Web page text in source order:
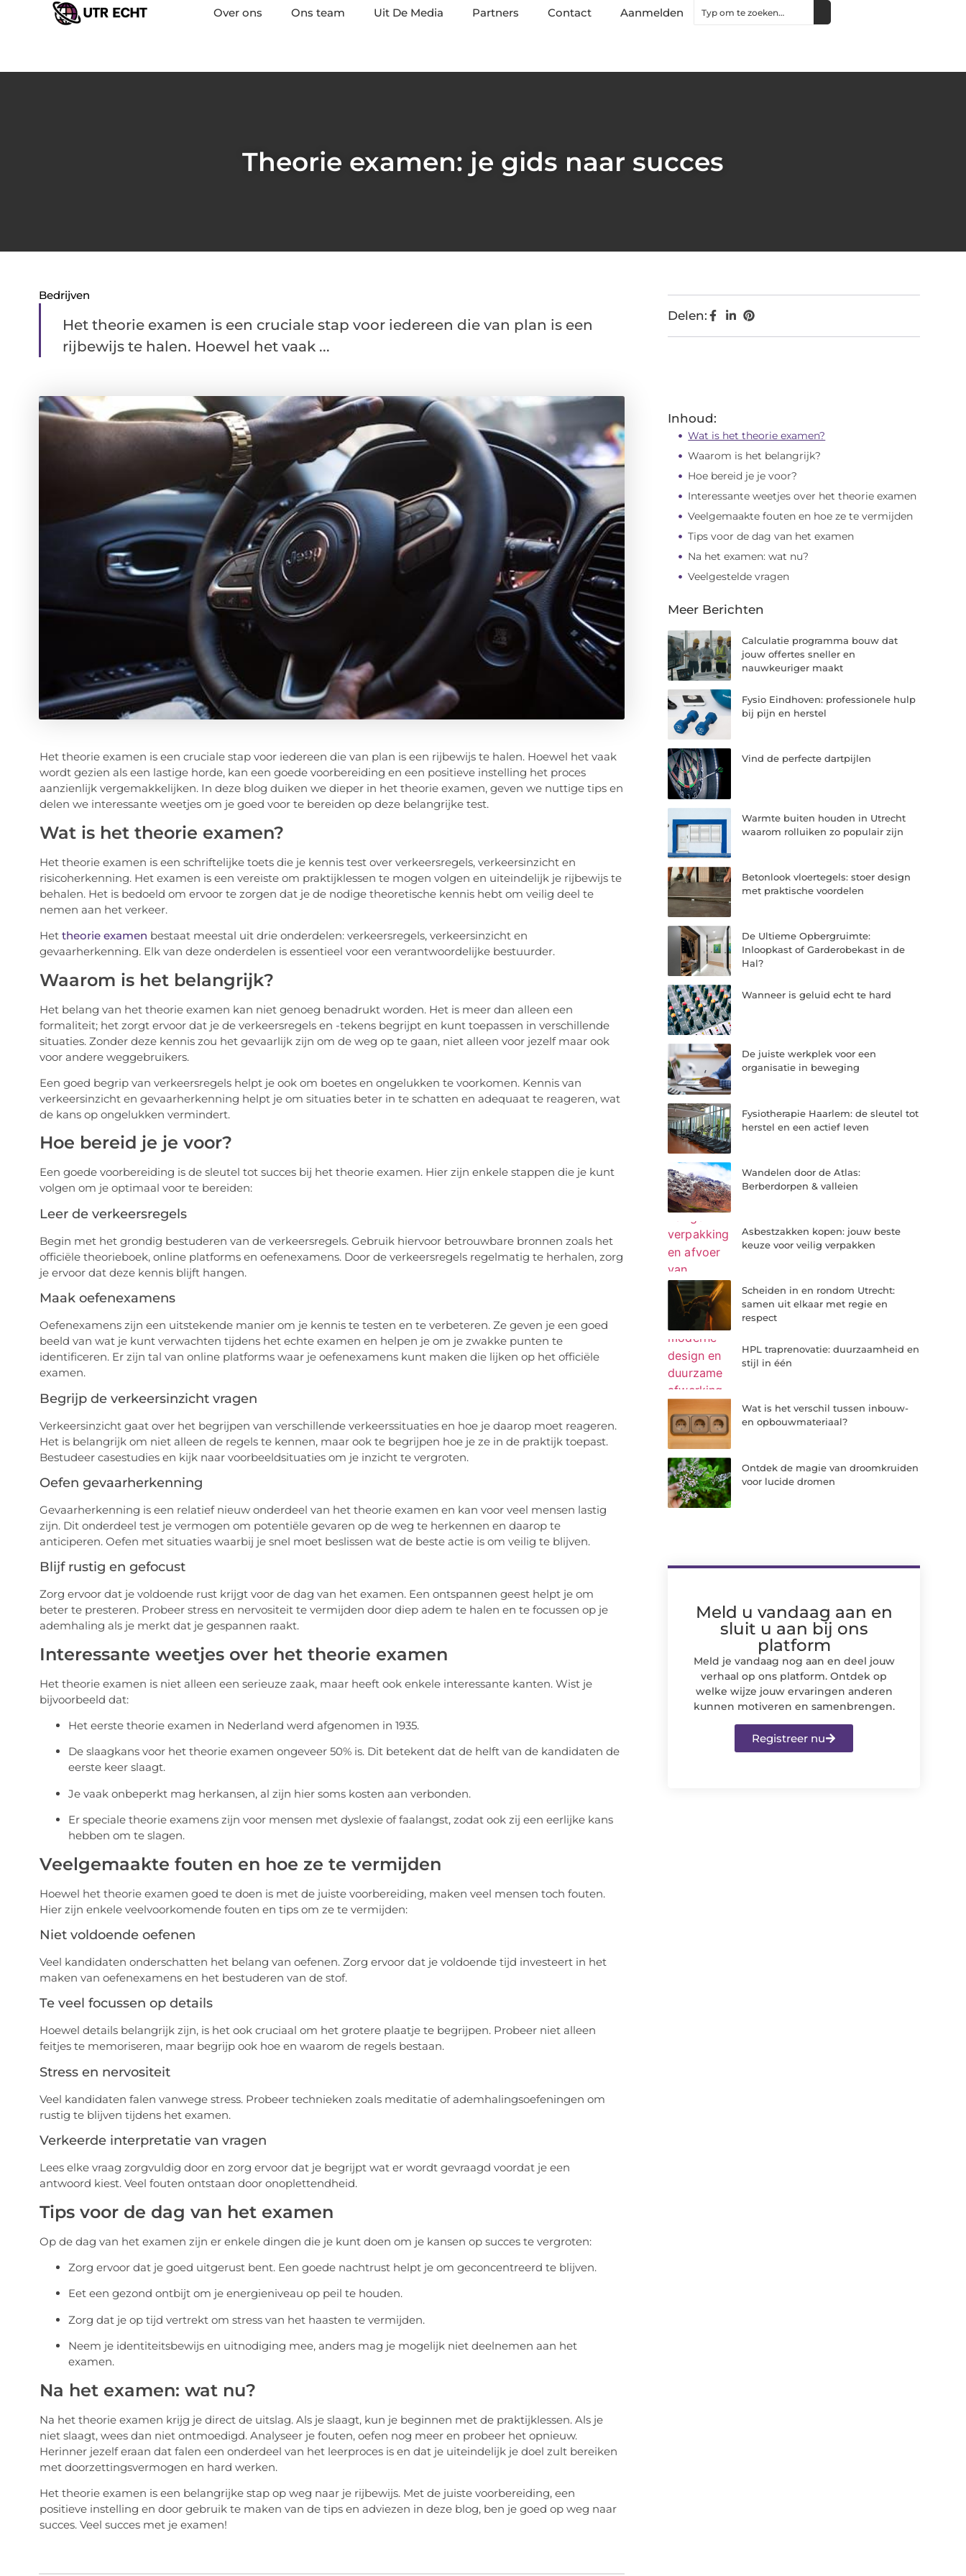
Over ons Ons team Uit De Media Partners Contact Aanmelden
Theorie examen: je gids naar succes
Bedrijven
Het theorie examen is een cruciale stap voor iedereen die van plan is een
rijbewijs te halen. Hoewel het vaak ...
Het theorie examen is een cruciale stap voor iedereen die van plan is een rijbewijs te halen. Hoewel het vaak
wordt gezien als een lastige horde, kan een goede voorbereiding en een positieve instelling het proces
aanzienlijk vergemakkelijken. In deze blog duiken we dieper in het theorie examen, geven we nuttige tips en
delen we interessante weetjes om je goed voor te bereiden op deze belangrijke test.
Wat is het theorie examen?
Het theorie examen is een schriftelijke toets die je kennis test over verkeersregels, verkeersinzicht en
risicoherkenning. Het examen is een vereiste om praktijklessen te mogen volgen en uiteindelijk je rijbewijs te
behalen. Het is bedoeld om ervoor te zorgen dat je de nodige theoretische kennis hebt om veilig deel te
nemen aan het verkeer.
Het theorie examen bestaat meestal uit drie onderdelen: verkeersregels, verkeersinzicht en
gevaarherkenning. Elk van deze onderdelen is essentieel voor een verantwoordelijke bestuurder.
Waarom is het belangrijk?
Het belang van het theorie examen kan niet genoeg benadrukt worden. Het is meer dan alleen een
formaliteit; het zorgt ervoor dat je de verkeersregels en -tekens begrijpt en kunt toepassen in verschillende
situaties. Zonder deze kennis zou het gevaarlijk zijn om de weg op te gaan, niet alleen voor jezelf maar ook
voor andere weggebruikers.
Een goed begrip van verkeersregels helpt je ook om boetes en ongelukken te voorkomen. Kennis van
verkeersinzicht en gevaarherkenning helpt je om situaties beter in te schatten en adequaat te reageren, wat
de kans op ongelukken vermindert.
Hoe bereid je je voor?
Een goede voorbereiding is de sleutel tot succes bij het theorie examen. Hier zijn enkele stappen die je kunt
volgen om je optimaal voor te bereiden:
Leer de verkeersregels
Begin met het grondig bestuderen van de verkeersregels. Gebruik hiervoor betrouwbare bronnen zoals het
officiële theorieboek, online platforms en oefenexamens. Door de verkeersregels regelmatig te herhalen, zorg
je ervoor dat deze kennis blijft hangen.
Maak oefenexamens
Oefenexamens zijn een uitstekende manier om je kennis te testen en te verbeteren. Ze geven je een goed
beeld van wat je kunt verwachten tijdens het echte examen en helpen je om je zwakke punten te
identificeren. Er zijn tal van online platforms waar je oefenexamens kunt maken die lijken op het officiële
examen.
Begrijp de verkeersinzicht vragen
Verkeersinzicht gaat over het begrijpen van verschillende verkeerssituaties en hoe je daarop moet reageren.
Het is belangrijk om niet alleen de regels te kennen, maar ook te begrijpen hoe je ze in de praktijk toepast.
Bestudeer casestudies en kijk naar voorbeeldsituaties om je inzicht te vergroten.
Oefen gevaarherkenning
Gevaarherkenning is een relatief nieuw onderdeel van het theorie examen en kan voor veel mensen lastig
zijn. Dit onderdeel test je vermogen om potentiële gevaren op de weg te herkennen en daarop te
anticiperen. Oefen met situaties waarbij je snel moet beslissen wat de beste actie is om veilig te blijven.
Blijf rustig en gefocust
Zorg ervoor dat je voldoende rust krijgt voor de dag van het examen. Een ontspannen geest helpt je om
beter te presteren. Probeer stress en nervositeit te vermijden door diep adem te halen en te focussen op je
ademhaling als je merkt dat je gespannen raakt.
Interessante weetjes over het theorie examen
Het theorie examen is niet alleen een serieuze zaak, maar heeft ook enkele interessante kanten. Wist je
bijvoorbeeld dat:
Het eerste theorie examen in Nederland werd afgenomen in 1935.
De slaagkans voor het theorie examen ongeveer 50% is. Dit betekent dat de helft van de kandidaten de
eerste keer slaagt.
Je vaak onbeperkt mag herkansen, al zijn hier soms kosten aan verbonden.
Er speciale theorie examens zijn voor mensen met dyslexie of faalangst, zodat ook zij een eerlijke kans
hebben om te slagen.
Veelgemaakte fouten en hoe ze te vermijden
Hoewel het theorie examen goed te doen is met de juiste voorbereiding, maken veel mensen toch fouten.
Hier zijn enkele veelvoorkomende fouten en tips om ze te vermijden:
Niet voldoende oefenen
Veel kandidaten onderschatten het belang van oefenen. Zorg ervoor dat je voldoende tijd investeert in het
maken van oefenexamens en het bestuderen van de stof.
Te veel focussen op details
Hoewel details belangrijk zijn, is het ook cruciaal om het grotere plaatje te begrijpen. Probeer niet alleen
feitjes te memoriseren, maar begrijp ook hoe en waarom de regels bestaan.
Stress en nervositeit
Veel kandidaten falen vanwege stress. Probeer technieken zoals meditatie of ademhalingsoefeningen om
rustig te blijven tijdens het examen.
Verkeerde interpretatie van vragen
Lees elke vraag zorgvuldig door en zorg ervoor dat je begrijpt wat er wordt gevraagd voordat je een
antwoord kiest. Veel fouten ontstaan door onoplettendheid.
Tips voor de dag van het examen
Op de dag van het examen zijn er enkele dingen die je kunt doen om je kansen op succes te vergroten:
Zorg ervoor dat je goed uitgerust bent. Een goede nachtrust helpt je om geconcentreerd te blijven.
Eet een gezond ontbijt om je energieniveau op peil te houden.
Zorg dat je op tijd vertrekt om stress van het haasten te vermijden.
Neem je identiteitsbewijs en uitnodiging mee, anders mag je mogelijk niet deelnemen aan het
examen.
Na het examen: wat nu?
Na het theorie examen krijg je direct de uitslag. Als je slaagt, kun je beginnen met de praktijklessen. Als je
niet slaagt, wees dan niet ontmoedigd. Analyseer je fouten, oefen nog meer en probeer het opnieuw.
Herinner jezelf eraan dat falen een onderdeel van het leerproces is en dat je uiteindelijk je doel zult bereiken
met doorzettingsvermogen en hard werken.
Het theorie examen is een belangrijke stap op weg naar je rijbewijs. Met de juiste voorbereiding, een
positieve instelling en door gebruik te maken van de tips en adviezen in deze blog, ben je goed op weg naar
succes. Veel succes met je examen!
Delen:
Inhoud:
Wat is het theorie examen?
Waarom is het belangrijk?
Hoe bereid je je voor?
Interessante weetjes over het theorie examen
Veelgemaakte fouten en hoe ze te vermijden
Tips voor de dag van het examen
Na het examen: wat nu?
Veelgestelde vragen
Meer Berichten
Calculatie programma bouw dat
jouw offertes sneller en
nauwkeuriger maakt
Fysio Eindhoven: professionele hulp
bij pijn en herstel
Vind de perfecte dartpijlen
Warmte buiten houden in Utrecht
waarom rolluiken zo populair zijn
Betonlook vloertegels: stoer design
met praktische voordelen
De Ultieme Opbergruimte:
Inloopkast of Garderobekast in de
Hal?
Wanneer is geluid echt te hard
De juiste werkplek voor een
organisatie in beweging
Fysiotherapie Haarlem: de sleutel tot
herstel en een actief leven
Wandelen door de Atlas:
Berberdorpen & valleien
Asbestzakken kopen: jouw beste
keuze voor veilig verpakken
Scheiden in en rondom Utrecht:
samen uit elkaar met regie en
respect
HPL traprenovatie: duurzaamheid en
stijl in één
Wat is het verschil tussen inbouw-
en opbouwmateriaal?
Ontdek de magie van droomkruiden
voor lucide dromen
Meld u vandaag aan en
sluit u aan bij ons
platform
Meld je vandaag nog aan en deel jouw
verhaal op ons platform. Ontdek op
welke wijze jouw ervaringen anderen
kunnen motiveren en samenbrengen.
Registreer nu